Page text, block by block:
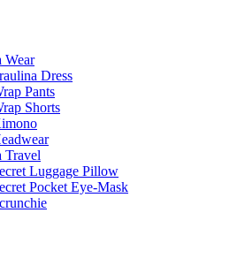
Wear
Dress
Pants
Shorts
Travel
Luggage Pillow
Pocket Eye-Mask